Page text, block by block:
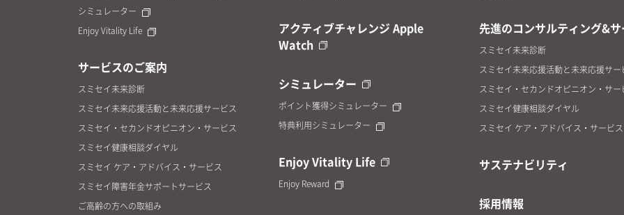
シミュレーター
Enjoy Vitality Life
サービスのご案内
スミセイ未来診断
スミセイ未来応援活動と未来応援サービス
スミセイ・セカンドオピニオン・サービス
スミセイ健康相談ダイヤル
スミセイ ケア・アドバイス・サービス
スミセイ障害年金サポートサービス
ご高齢の方への取組み
アクティブチャレンジ Apple
Watch
シミュレーター
ポイント獲得シミュレーター
特典利用シミュレーター
Enjoy Vitality Life
Enjoy Reward
先進のコンサルティング&
スミセイ未来診断
スミセイ未来応援活動と未来応援サー
スミセイ・セカンドオピニオン・サー
スミセイ健康相談ダイヤル
スミセイ ケア・アドバイス・サービス
サステナビリティ
採用情報